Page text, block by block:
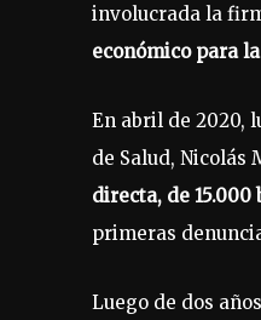
involucrada la
económico para
En abril de 2020,
de Salud, Nicolás
directa, de
primeras
Luego de dos